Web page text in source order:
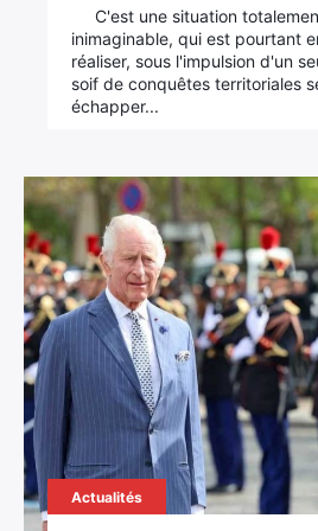
C'est une situation
inimaginable, qui est pourtant
réaliser, sous l'impulsion d'un
soif de conquêtes territoriales
échapper...
Actualités